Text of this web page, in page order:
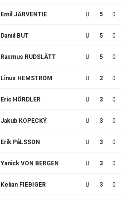
Emil JÄRVENTIE U 5 0
Daniil BUT U 5 0
Rasmus RUDSLÄTT U 5 0
Linus HEMSTRÖM U 2 0
Eric HÖRDLER U 3 0
Jakub KOPECKÝ U 3 0
Erik PåLSSON U 3 0
Yanick VON BERGEN U 3 0
Kelian FIEBIGER U 3 0